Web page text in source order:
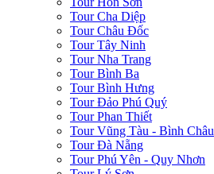
Tour Cha Diệp
Tour Châu Đốc
Tour Tây Ninh
Tour Nha Trang
Tour Bình Ba
Tour Bình Hưng
Tour Đảo Phú Quý
Tour Phan Thiết
Tour Vũng Tàu - Bình Châu
Tour Đà Nẵng
Tour Phú Yên - Quy Nhơn